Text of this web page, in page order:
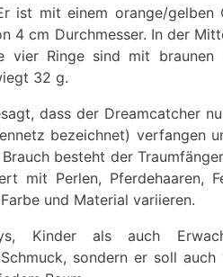
ist mit einem orange/gelben
4 cm Durchmesser. In der
vier Ringe sind mit braunen
32 g.
dass der Dreamcatcher
bezeichnet) verfangen
besteht der
mit Perlen, Pferdehaaren,
und Material variieren.
Kinder als auch
sondern er soll auch